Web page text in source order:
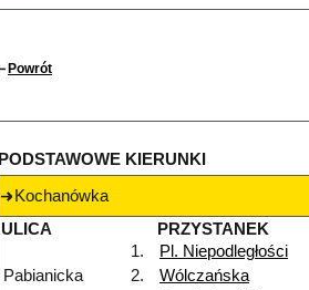
Powrót
PODSTAWOWE KIERUNKI
Kochanówka
ULICA
PRZYSTANEK
1.
Pl. Niepodległości
Pabianicka
2. Wólczańska